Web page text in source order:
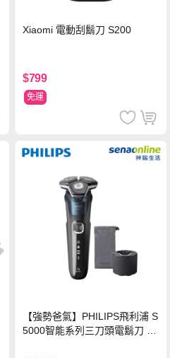
Xiaomi 電動刮鬍刀 S200
$799
免運
【強勢爸氣】PHILIPS飛利浦 S
5000智能系列三刀頭電鬍刀 S5